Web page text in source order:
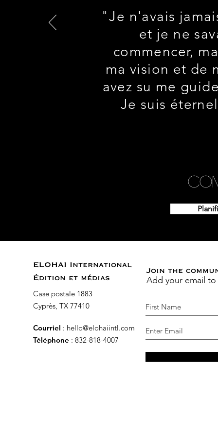
"Je n'avais
et je ne
commencer,
ma vision et de
avez su me
Je suis
ELOHAI International
Édition et médias
Case postale 1883
Cyprès, TX 77410
Courriel : hello@elohaiintl.com
Téléphone : 832-818-4007
Join the
Add your email